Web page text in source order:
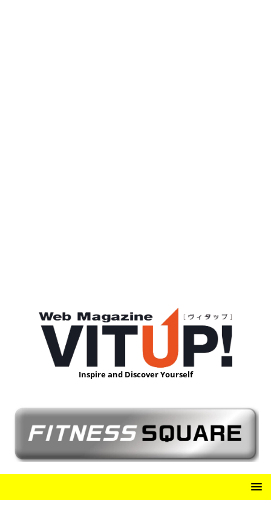
Inspire and Discover Yourself